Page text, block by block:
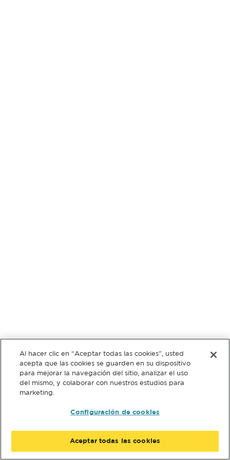
Al hacer clic en “Aceptar todas las cookies”, usted
acepta que las cookies se guarden en su dispositivo
para mejorar la navegación del sitio, analizar el uso
del mismo, y colaborar con nuestros estudios para
marketing.
Configuración de cookies
Aceptar todas las cookies